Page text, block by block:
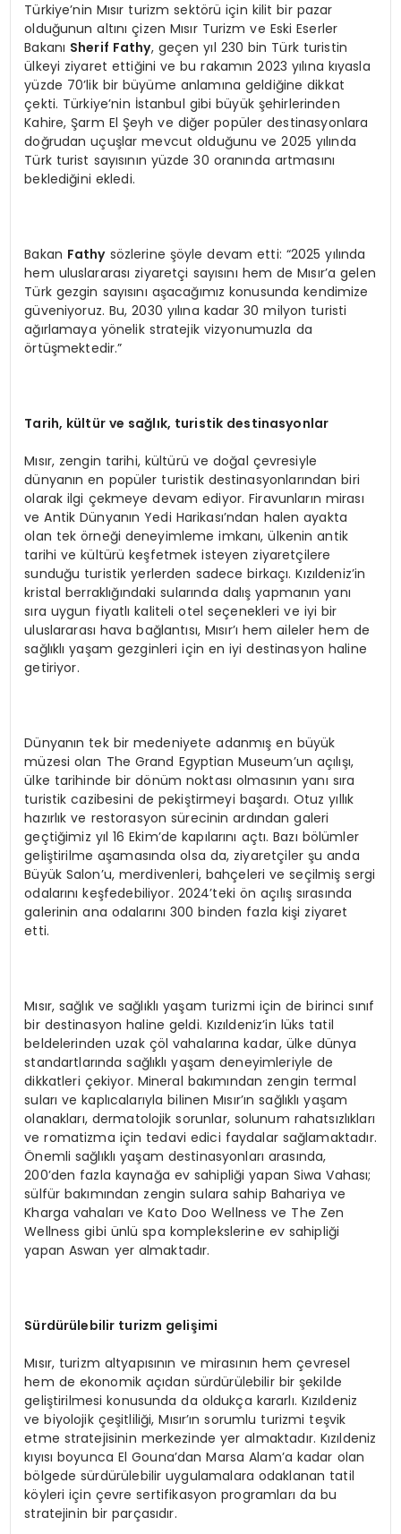
Türkiye’nin Mısır turizm sektörü için kilit bir pazar
olduğunun altını çizen Mısır Turizm ve Eski Eserler
Bakanı Sherif Fathy, geçen yıl 230 bin Türk turistin
ülkeyi ziyaret ettiğini ve bu rakamın 2023 yılına kıyasla
yüzde 70’lik bir büyüme anlamına geldiğine dikkat
çekti. Türkiye’nin İstanbul gibi büyük şehirlerinden
Kahire, Şarm El Şeyh ve diğer popüler destinasyonlara
doğrudan uçuşlar mevcut olduğunu ve 2025 yılında
Türk turist sayısının yüzde 30 oranında artmasını
beklediğini ekledi.
Bakan Fathysözlerine şöyle devam etti: “2025 yılında
hem uluslararası ziyaretçi sayısını hem de Mısır’a gelen
Türk gezgin sayısını aşacağımız konusunda kendimize
güveniyoruz. Bu, 2030 yılına kadar 30 milyon turisti
ağırlamaya yönelik stratejik vizyonumuzla da
örtüşmektedir.”
Tarih, kültür ve sağlık, turistik destinasyonlar
Mısır, zengin tarihi, kültürü ve doğal çevresiyle
dünyanın en popüler turistik destinasyonlarından biri
olarak ilgi çekmeye devam ediyor. Firavunların mirası
ve Antik Dünyanın Yedi Harikası’ndan halen ayakta
olan tek örneği deneyimleme imkanı, ülkenin antik
tarihi ve kültürü keşfetmek isteyen ziyaretçilere
sunduğu turistik yerlerden sadece birkaçı. Kızıldeniz’in
kristal berraklığındaki sularında dalış yapmanın yanı
sıra uygun fiyatlı kaliteli otel seçenekleri ve iyi bir
uluslararası hava bağlantısı, Mısır’ı hem aileler hem de
sağlıklı yaşam gezginleri için en iyi destinasyon haline
getiriyor.
Dünyanın tek bir medeniyete adanmış en büyük
müzesi olan The Grand Egyptian Museum’un açılışı,
ülke tarihinde bir dönüm noktası olmasının yanı sıra
turistik cazibesini de pekiştirmeyi başardı. Otuz yıllık
hazırlık ve restorasyon sürecinin ardından galeri
geçtiğimiz yıl 16 Ekim’de kapılarını açtı. Bazı bölümler
geliştirilme aşamasında olsa da, ziyaretçiler şu anda
Büyük Salon’u, merdivenleri, bahçeleri ve seçilmiş sergi
odalarını keşfedebiliyor. 2024’teki ön açılış sırasında
galerinin ana odalarını 300 binden fazla kişi ziyaret
etti.
Mısır, sağlık ve sağlıklı yaşam turizmi için de birinci sınıf
bir destinasyon haline geldi. Kızıldeniz’in lüks tatil
beldelerinden uzak çöl vahalarına kadar, ülke dünya
standartlarında sağlıklı yaşam deneyimleriyle de
dikkatleri çekiyor. Mineral bakımından zengin termal
suları ve kaplıcalarıyla bilinen Mısır’ın sağlıklı yaşam
olanakları, dermatolojik sorunlar, solunum rahatsızlıkları
ve romatizma için tedavi edici faydalar sağlamaktadır.
Önemli sağlıklı yaşam destinasyonları arasında,
200’den fazla kaynağa ev sahipliği yapan Siwa Vahası;
sülfür bakımından zengin sulara sahip Bahariya ve
Kharga vahaları ve Kato Doo Wellness ve The Zen
Wellness gibi ünlü spa komplekslerine ev sahipliği
yapan Aswan yer almaktadır.
Sürdürülebilir turizm gelişimi
Mısır, turizm altyapısının ve mirasının hem çevresel
hem de ekonomik açıdan sürdürülebilir bir şekilde
geliştirilmesi konusunda da oldukça kararlı. Kızıldeniz
ve biyolojik çeşitliliği, Mısır’ın sorumlu turizmi teşvik
etme stratejisinin merkezinde yer almaktadır. Kızıldeniz
kıyısı boyunca El Gouna’dan Marsa Alam’a kadar olan
bölgede sürdürülebilir uygulamalara odaklanan tatil
köyleri için çevre sertifikasyon programları da bu
stratejinin bir parçasıdır.